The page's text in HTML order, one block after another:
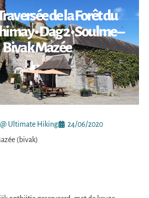
de la Forêt du
• Dag 2 • Soulme –
Bivak Mazée
Ultimate Hiking
24/06/2020
(bivak)